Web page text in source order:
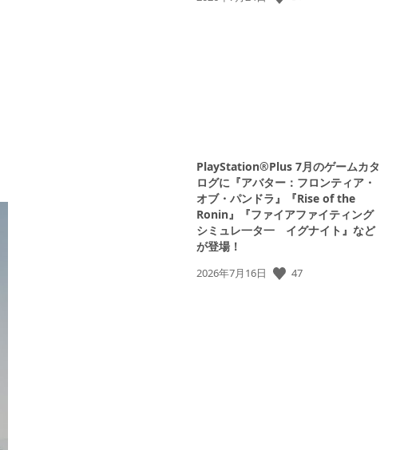
PlayStation®Plus 7月のゲームカタ
ログに『アバター：フロンティア・
オブ・パンドラ』『Rise of the
Ronin』『ファイアファイティング
シミュレ一タ一 イグナイト』など
が登場！
公
2026年7月16日 47